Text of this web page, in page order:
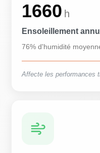
1660 h
Ensoleillement
76% d'humidité
Affecte les performances